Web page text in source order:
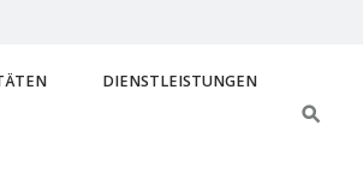
DIENSTLEISTUNGEN